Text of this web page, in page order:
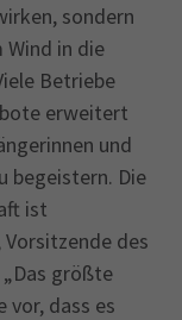
sondern
in die
Betriebe
erweitert
und
begeistern. Die
ist
Vorsitzende des
„Das größte
vor, dass es